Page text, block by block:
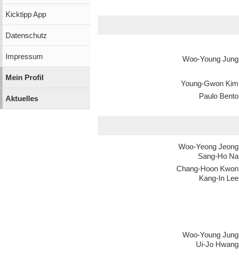
Kicktipp App
Datenschutz
Impressum
Mein Profil
Aktuelles
Woo-Young Jung
Young-Gwon Kim
Paulo Bento
Woo-Yeong Jeong
Sang-Ho Na
Chang-Hoon Kwon
Kang-In Lee
Woo-Young Jung
Ui-Jo Hwang